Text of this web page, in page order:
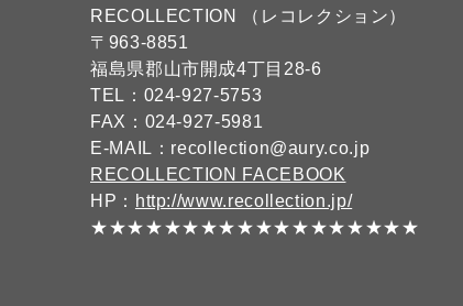
RECOLLECTION （レコレクション）
〒963-8851
福島県郡山市開成4丁目28-6
TEL：024-927-5753
FAX：024-927-5981
E-MAIL：recollection@aury.co.jp
RECOLLECTION FACEBOOK
HP： http://www.recollection.jp/
★★★★★★★★★★★★★★★★★★